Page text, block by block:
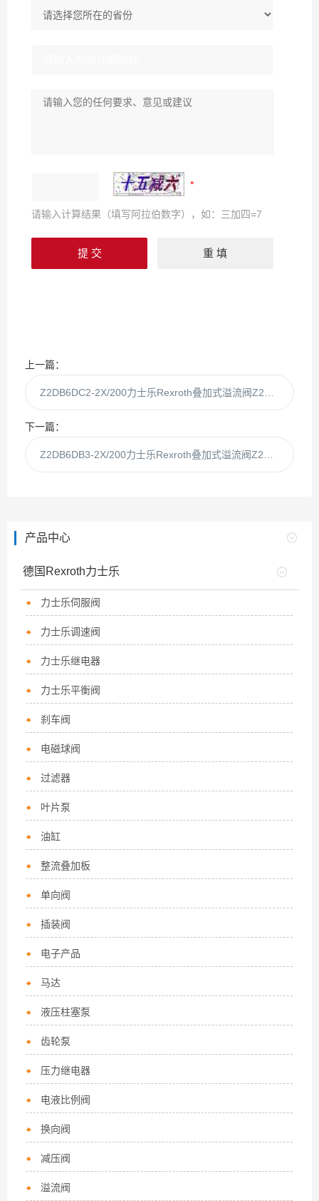
请输入计算结果（填写阿拉伯数字），如：三加四=7
上一篇：
下一篇：
产品中心
德国Rexroth力士乐
力士乐伺服阀
力士乐调速阀
力士乐继电器
力士乐平衡阀
刹车阀
电磁球阀
过滤器
叶片泵
油缸
整流叠加板
单向阀
插装阀
电子产品
马达
液压柱塞泵
齿轮泵
压力继电器
电液比例阀
换向阀
减压阀
溢流阀